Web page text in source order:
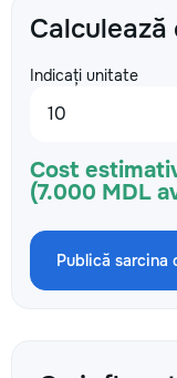
Calculează
Indicați unitate
Cost
(7.000 MDL
Publică sarcina